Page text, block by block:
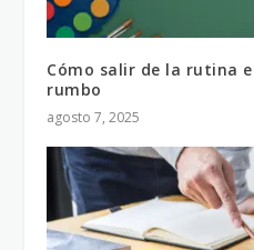
Cómo salir de la rutina
rumbo
agosto 7, 2025